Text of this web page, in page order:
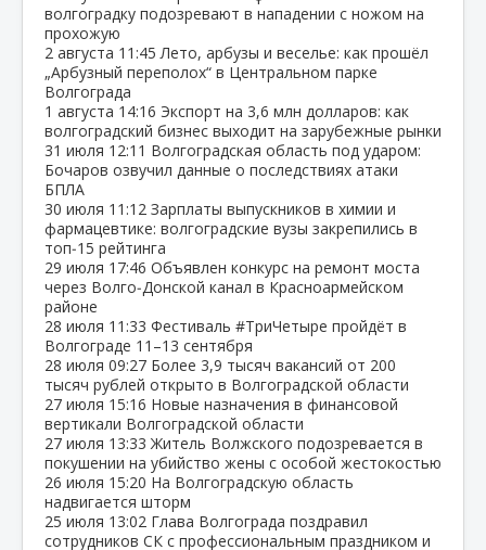
волгоградку подозревают в нападении с ножом на
прохожую
2 августа 11:45 Лето, арбузы и веселье: как прошёл
„Арбузный переполох“ в Центральном парке
Волгограда
1 августа 14:16 Экспорт на 3,6 млн долларов: как
волгоградский бизнес выходит на зарубежные рынки
31 июля 12:11 Волгоградская область под ударом:
Бочаров озвучил данные о последствиях атаки
БПЛА
30 июля 11:12 Зарплаты выпускников в химии и
фармацевтике: волгоградские вузы закрепились в
топ‑15 рейтинга
29 июля 17:46 Объявлен конкурс на ремонт моста
через Волго‑Донской канал в Красноармейском
районе
28 июля 11:33 Фестиваль #ТриЧетыре пройдёт в
Волгограде 11–13 сентября
28 июля 09:27 Более 3,9 тысяч вакансий от 200
тысяч рублей открыто в Волгоградской области
27 июля 15:16 Новые назначения в финансовой
вертикали Волгоградской области
27 июля 13:33 Житель Волжского подозревается в
покушении на убийство жены с особой жестокостью
26 июля 15:20 На Волгоградскую область
надвигается шторм
25 июля 13:02 Глава Волгограда поздравил
сотрудников СК с профессиональным праздником и